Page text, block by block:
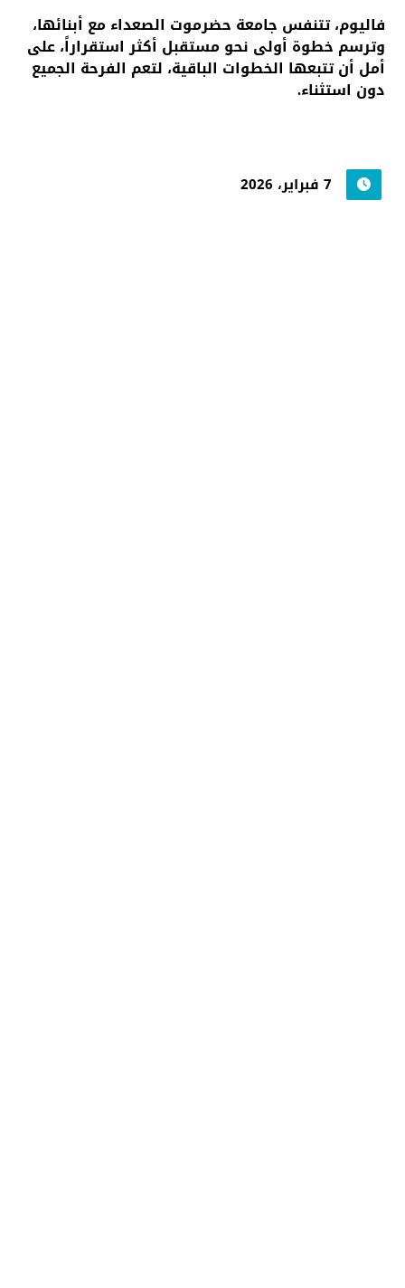
فاليوم، تتنفس جامعة حضرموت الصعداء مع أبنائها،
وترسم خطوة أولى نحو مستقبل أكثر استقراراً، على
أمل أن تتبعها الخطوات الباقية، لتعم الفرحة الجميع
دون استثناء.
7 فبراير، 2026